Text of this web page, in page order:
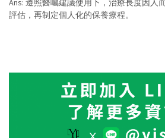
Ans: 遵照醫囑建議使用下，治療長度因人
評估，再制定個人化的保養療程。